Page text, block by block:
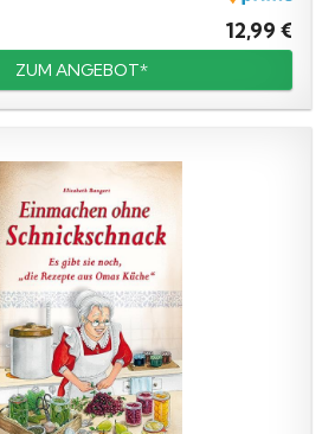
12,99 €
ZUM ANGEBOT*